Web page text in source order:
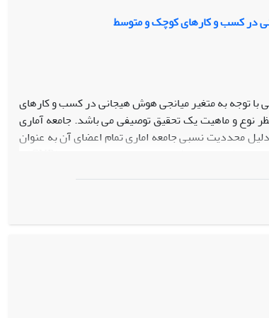
و استراتژی‌های بازاریابی مبتنی بر اینفلوئنسر
در کسب و کارهای کوچک و متوسط
توجه به متغیر میانجی هوش هیجانی در کسب و کارهای
نوع و ماهیت یک تحقیق توصیفی می باشد. جامعه آماری
که به دلیل محددیت نسبی جامعه اماری تمام اعضای آن به عنوان
متوسط تاثیر معناداری دارد.